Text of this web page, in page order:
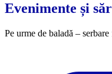
Evenimente și
Pe urme de baladă –